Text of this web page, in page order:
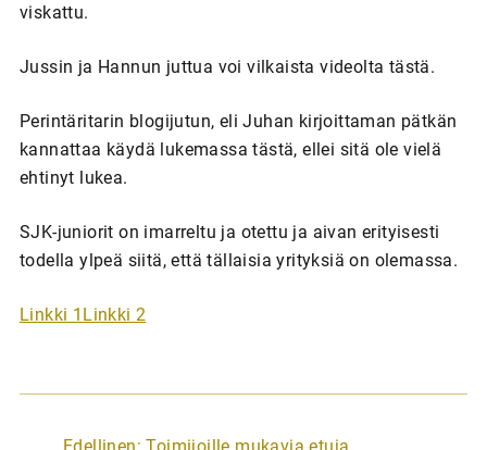
viskattu.
Jussin ja Hannun juttua voi vilkaista videolta tästä.
Perintäritarin blogijutun, eli Juhan kirjoittaman pätkän
kannattaa käydä lukemassa tästä, ellei sitä ole vielä
ehtinyt lukea.
SJK-juniorit on imarreltu ja otettu ja aivan erityisesti
todella ylpeä siitä, että tällaisia yrityksiä on olemassa.
Linkki 1 Linkki 2
A